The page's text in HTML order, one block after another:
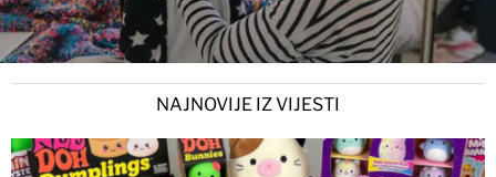
NAJNOVIJE IZ VIJESTI